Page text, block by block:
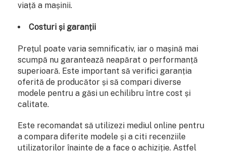
viață a mașinii.
Costuri și garanții
Prețul poate varia semnificativ, iar o mașină mai
scumpă nu garantează neapărat o performanță
superioară. Este important să verifici garanția
oferită de producător și să compari diverse
modele pentru a găsi un echilibru între cost și
calitate.
Este recomandat să utilizezi mediul online pentru
a compara diferite modele și a citi recenziile
utilizatorilor înainte de a face o achiziție. Astfel